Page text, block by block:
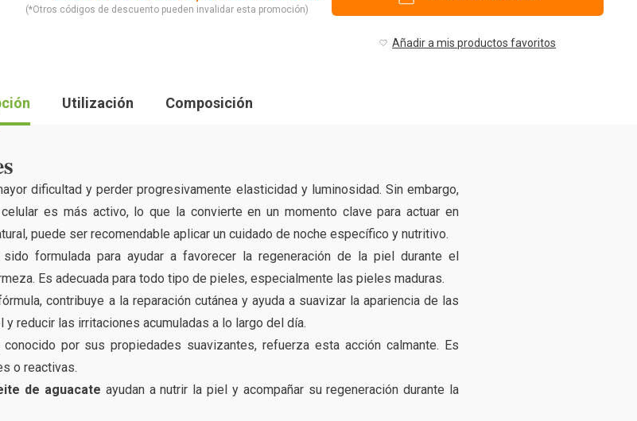
(*Otros códigos de descuento pueden invalidar esta promoción)
Añadir a mis productos favoritos
Utilización Composición
dificultad y perder progresivamente elasticidad y luminosidad. Sin embargo,
es más activo, lo que la convierte en un momento clave para actuar en
puede ser recomendable aplicar un cuidado de noche específico y nutritivo.
sido formulada para ayudar a favorecer la regeneración de la piel durante el
Es adecuada para todo tipo de pieles, especialmente las pieles maduras.
contribuye a la reparación cutánea y ayuda a suavizar la apariencia de las
y reducir las irritaciones acumuladas a lo largo del día.
conocido por sus propiedades suavizantes, refuerza esta acción calmante. Es
o reactivas.
de aguacate ayudan a nutrir la piel y acompañar su regeneración durante la